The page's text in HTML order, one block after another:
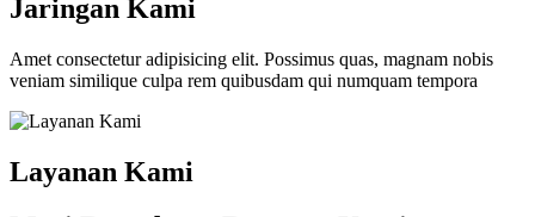
Jaringan Kami
Amet consectetur adipisicing elit. Possimus quas, magnam nobis
veniam similique culpa rem quibusdam qui numquam tempora
Layanan Kami